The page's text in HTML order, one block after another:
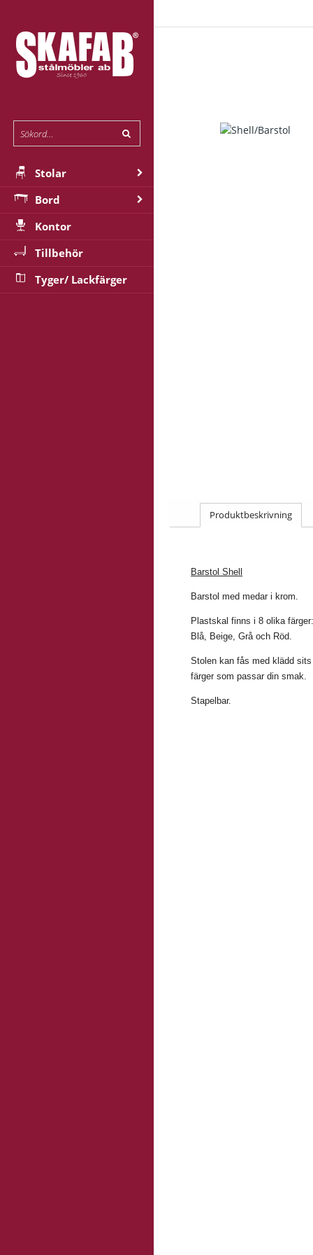
Stolar
Bord
Kontor
Tillbehör
Tyger/ Lackfärger
Produktbeskrivning
Barstol Shell
Barstol med medar i krom.
Plastskal finns i 8 olika
Blå, Beige, Grå och Röd.
Stolen kan fås med klädd
färger som passar din smak.
Stapelbar.